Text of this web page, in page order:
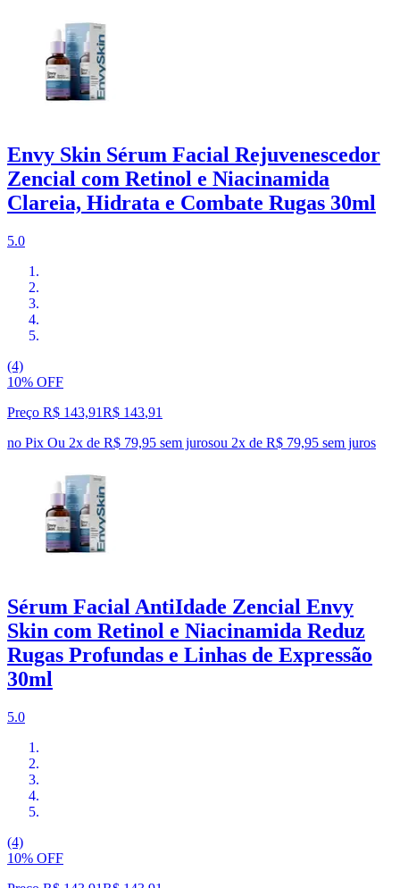
Envy Skin Sérum Facial Rejuvenescedor
Zencial com Retinol e Niacinamida
Clareia, Hidrata e Combate Rugas 30ml
5.0
(4)
10% OFF
Preço R$ 143,91R$ 143,91
no Pix Ou 2x de R$ 79,95 sem jurosou 2x de R$ 79,95 sem juros
Sérum Facial AntiIdade Zencial Envy
Skin com Retinol e Niacinamida Reduz
Rugas Profundas e Linhas de Expressão
30ml
5.0
(4)
10% OFF